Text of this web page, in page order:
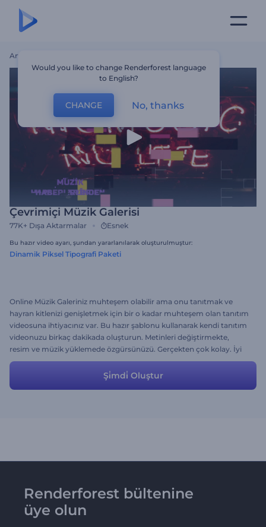
Ana Sayfa
Çevrimiçi Müzik Galerisi
77K+ Dışa Aktarmalar Esnek
Bu hazır video ayarı, şundan yararlanılarak oluşturulmuştur:
Dinamik Piksel Tipografi Paketi
Online Müzik Galeriniz muhteşem olabilir ama onu tanıtmak ve
hayran kitlenizi genişletmek için bir o kadar muhteşem olan tanıtım
videosuna ihtiyacınız var. Bu hazır şablonu kullanarak kendi tanıtım
videonuzu birkaç dakikada oluşturun. Metinleri değiştirmekte,
resim ve müzik yüklemede özgürsünüzü. Gerçekten çok kolay. İyi
eğlenceler! :)
Şi̇mdi̇ Oluştur
Renderforest bültenine
üye olun
Would you like to change Renderforest language
to English?
CHANGE No, thanks